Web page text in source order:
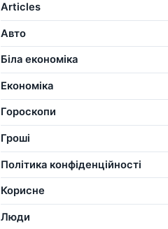
Articles
Авто
Біла економіка
Економіка
Гороскопи
Гроші
Політика конфіденційності
Корисне
Люди